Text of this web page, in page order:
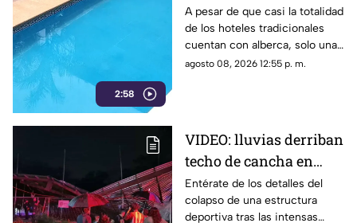
2:58
medidas de seguridad
en albercas de hoteles
tradicionales
A pesar de que casi la totalidad
de los hoteles tradicionales
cuentan con alberca, solo una
mínima parte dispone de
agosto 08, 2026 12:55 p. m.
VIDEO: lluvias derriban
techo de cancha en
Chilpancingo; hubo
lesionados
Entérate de los detalles del
colapso de una estructura
deportiva tras las intensas